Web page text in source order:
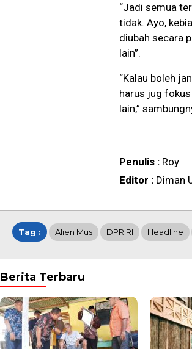
“Jadi semua
tidak. Ayo,
diubah secara
lain”.
“Kalau boleh
harus jug
lain,”
Penulis : Roy
Editor : Diman
Tag : Alien Mus DPR RI Headline
Berita Terbaru